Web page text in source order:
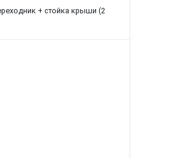
+ стойка крыши (2